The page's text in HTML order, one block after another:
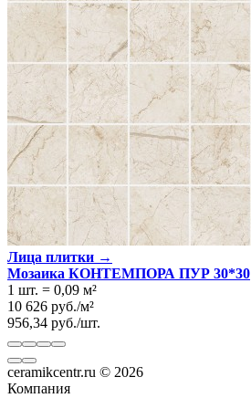
Лица плитки →
Мозаика КОНТЕМПОРА ПУР 30*30
1 шт. = 0,09 м²
10 626 руб./м²
956,34 руб./шт.
ceramikcentr.ru © 2026
Компания